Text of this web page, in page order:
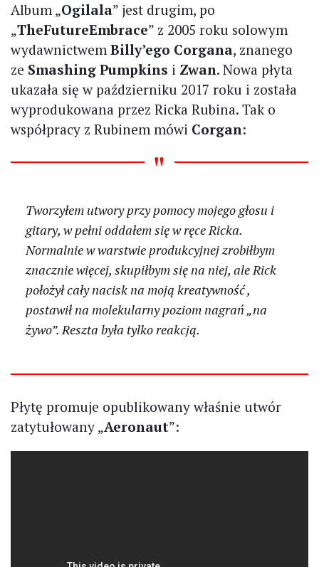
Album „Ogilala” jest drugim, po
„TheFutureEmbrace” z 2005 roku solowym
wydawnictwem Billy’ego Corgana, znanego
ze Smashing Pumpkins i Zwan. Nowa płyta
ukazała się w październiku 2017 roku i została
wyprodukowana przez Ricka Rubina. Tak o
współpracy z Rubinem mówi Corgan:
Tworzyłem utwory przy pomocy mojego głosu i
gitary, w pełni oddałem się w ręce Ricka.
Normalnie w warstwie produkcyjnej zrobiłbym
znacznie więcej, skupiłbym się na niej, ale Rick
położył cały nacisk na moją kreatywność ,
postawił na molekularny poziom nagrań „na
żywo”. Reszta była tylko reakcją.
Płytę promuje opublikowany właśnie utwór
zatytułowany „Aeronaut”: